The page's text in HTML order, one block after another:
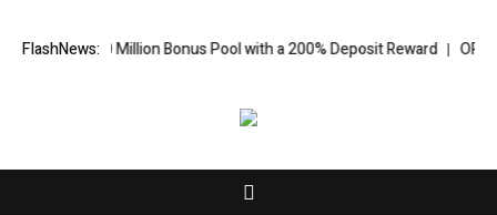
FlashNews:
Million Bonus Pool with a 200% Deposit Reward ORCA AI